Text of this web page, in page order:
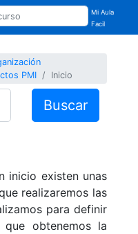
Mi Aula
Facil
PMI
Inicio
Buscar
inicio existen unas
realizaremos las
para definir
obtenemos la